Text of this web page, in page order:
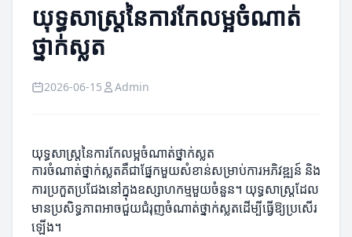
យុទ្ធសាស្ត្រនៃការកែលម្អចំណាត់
ថ្នាក់ស្លត
2026-06-15 Admin
យុទ្ធសាស្ត្រនៃការកែលម្អចំណាត់ថ្នាក់ស្លត
ការចំណាត់ថ្នាក់ស្លតគឺជាផ្នែកមួយសំខាន់សម្រាប់ការអភិវឌ្ឍន៍ និង
ការប្រកួតប្រជែងនៅក្នុងឧស្សាហកម្មមួយចំនួន។ យុទ្ធសាស្ត្រដែល
មានប្រសិទ្ធភាពអាចជួយជំរុញចំណាត់ថ្នាក់ស្លតដើម្បីធ្វើឱ្យប្រសើរ
ឡើង។